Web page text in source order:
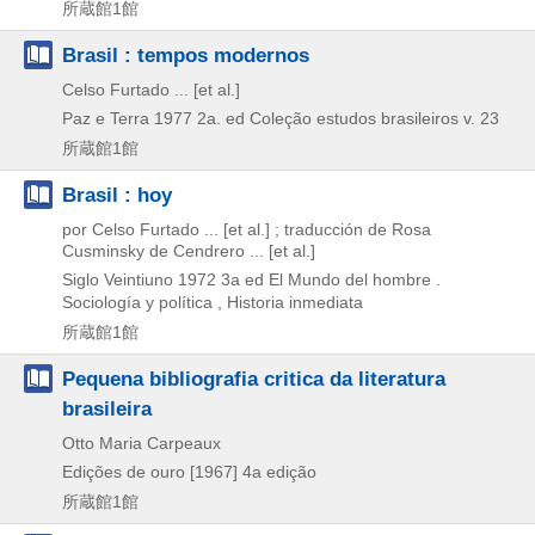
所蔵館1館
Brasil : tempos modernos
Celso Furtado ... [et al.]
Paz e Terra 1977 2a. ed Coleção estudos brasileiros v. 23
所蔵館1館
Brasil : hoy
por Celso Furtado ... [et al.] ; traducción de Rosa
Cusminsky de Cendrero ... [et al.]
Siglo Veintiuno 1972 3a ed El Mundo del hombre .
Sociología y política , Historia inmediata
所蔵館1館
Pequena bibliografia critica da literatura
brasileira
Otto Maria Carpeaux
Edições de ouro [1967] 4a edição
所蔵館1館